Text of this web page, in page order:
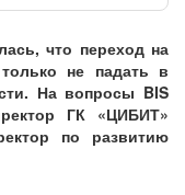
что переход на
не падать в
На вопросы BIS
ГК «ЦИБИТ»
по развитию